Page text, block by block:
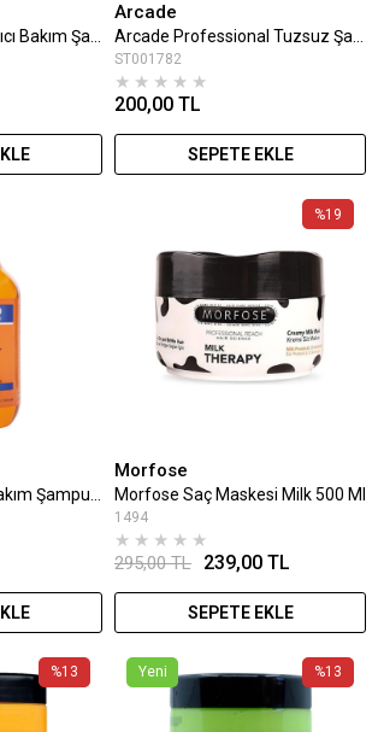
Arcade Yoğun Onarıcı Bakım Şampuan 1000 Ml
Arcade
Arcade Professional Tuzsuz Şampuan 1000 Ml
ST001782
★ ★ ★ ★ ★
200,00 TL
SEPETE EKLE
%19
Morfose
Morfose Saç Maskesi Milk 500 Ml
1494
★ ★ ★ ★ ★
239,00 TL
295,00 TL
SEPETE EKLE
%13 %13
Yeni